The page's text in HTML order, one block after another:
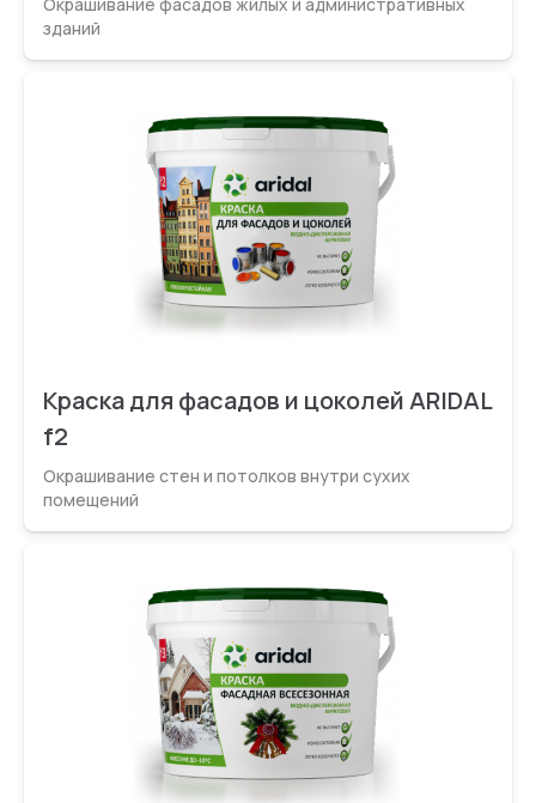
зданий
Краска для фасадов и цоколей ARIDAL
f2
Окрашивание стен и потолков внутри сухих
помещений